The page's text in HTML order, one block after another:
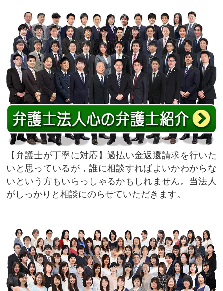
弁護士が丁寧に対応
過払い金返還請求を行いた
いと思っているが，誰に相談すればよいかわからな
いという方もいらっしゃるかもしれません。当法人
がしっかりと相談にのらせていただきます。